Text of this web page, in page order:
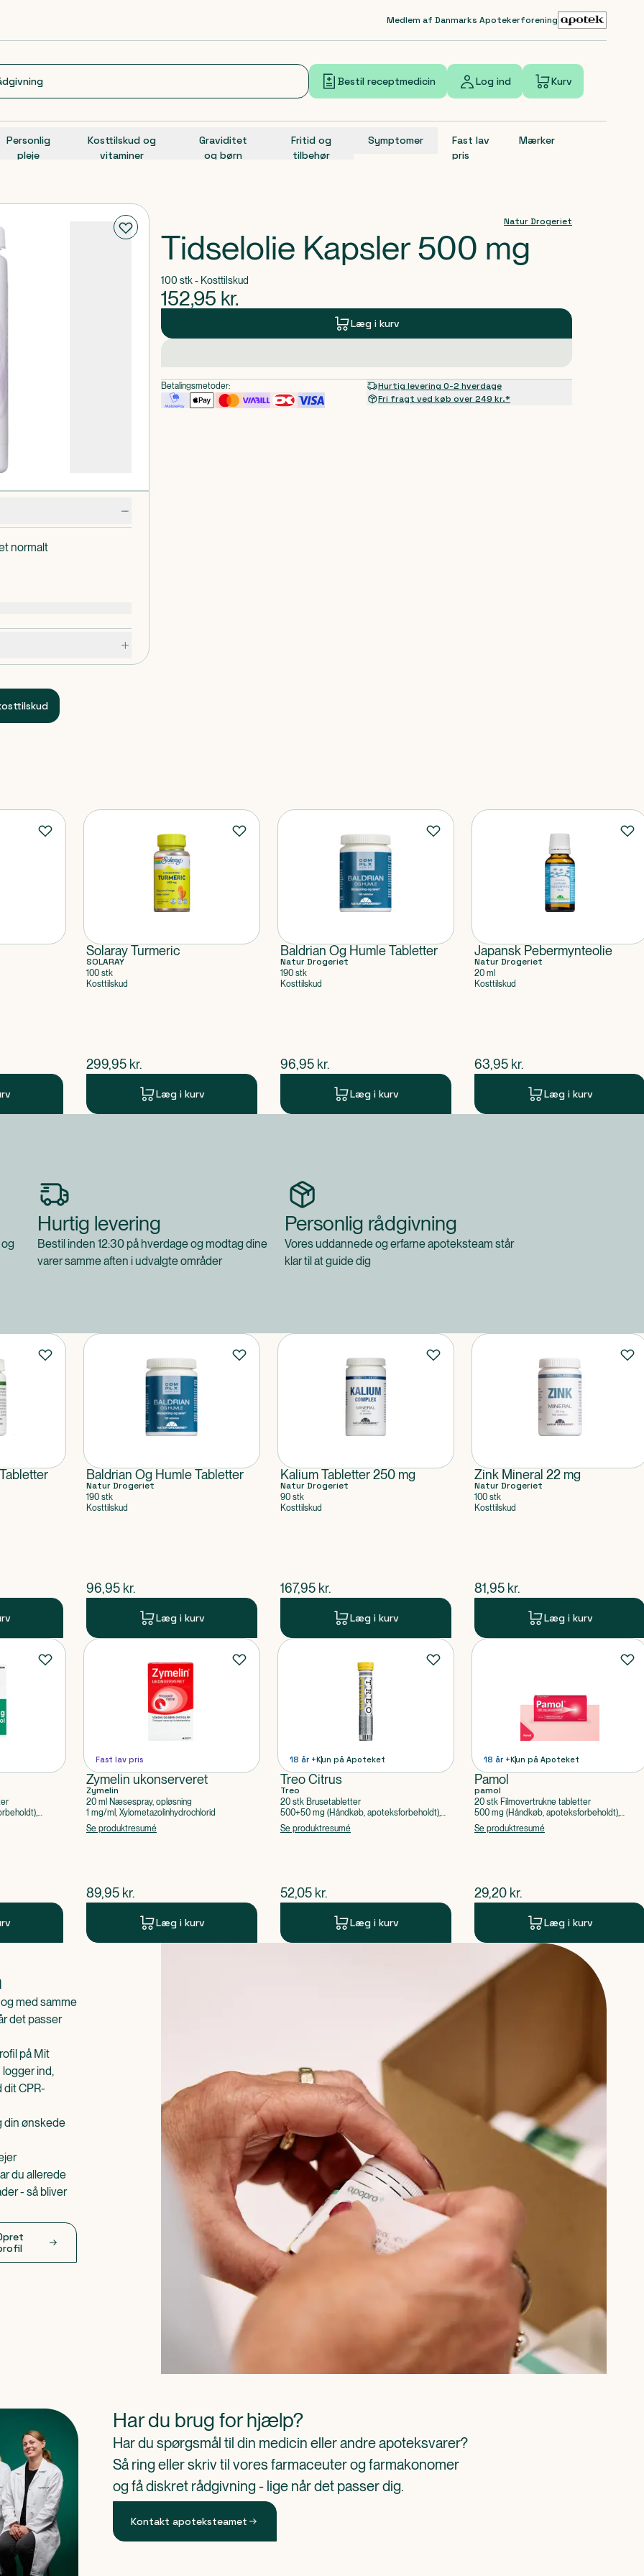
Medlem af Danmarks Apotekerforening
Bestil receptmedicin Log ind Kurv
Personlig
pleje
Kosttilskud og
vitaminer
Graviditet
og børn
Fritid og
tilbehør
Symptomer
Fast lav
pris
Mærker
normalt
stabilisator
Natur Drogeriet
Tidselolie Kapsler 500 mg
100 stk - Kosttilskud
152,95 kr.
Læg i kurv
Betalingsmetoder:
Hurtig levering 0-2 hverdage
Fri fragt ved køb over 249 kr.*
Solaray Turmeric
SOLARAY
100 stk
Kosttilskud
$nuværende pris
299,95 kr.
Læg i kurv
Baldrian Og Humle Tabletter
Natur Drogeriet
190 stk
Kosttilskud
$nuværende pris
96,95 kr.
Læg i kurv
Japansk Pebermynteolie
Natur Drogeriet
20 ml
Kosttilskud
$nuværende pris
63,95 kr.
Læg i kurv
Hurtig levering
Bestil inden 12:30 på hverdage og modtag dine
varer samme aften i udvalgte områder
Personlig rådgivning
Vores uddannede og erfarne apoteksteam står
klar til at guide dig
Baldrian Og Humle Tabletter
Natur Drogeriet
190 stk
Kosttilskud
$nuværende pris
96,95 kr.
Læg i kurv
Kalium Tabletter 250 mg
Natur Drogeriet
90 stk
Kosttilskud
$nuværende pris
167,95 kr.
Læg i kurv
Zink Mineral 22 mg
Natur Drogeriet
100 stk
Kosttilskud
$nuværende pris
81,95 kr.
Læg i kurv
Fast lav pris
Zymelin ukonserveret
Zymelin
20 ml Næsespray, opløsning
1 mg/ml, Xylometazolinhydrochlorid
Se produktresumé
$nuværende pris
89,95 kr.
Læg i kurv
18 år +Kun på Apoteket
Treo Citrus
Treo
20 stk Brusetabletter
500+50 mg (Håndkøb, apoteksforbeholdt),
Acetylsalicylsyre, Caffein
Se produktresumé
$nuværende pris
52,05 kr.
Læg i kurv
18 år +Kun på Apoteket
Pamol
pamol
20 stk Filmovertrukne tabletter
500 mg (Håndkøb, apoteksforbeholdt),
Paracetamol
Se produktresumé
$nuværende pris
29,20 kr.
Læg i kurv
med samme
det passer
på Mit
ind,
dit CPR-
din ønskede
du allerede
- så bliver
Har du brug for hjælp?
Har du spørgsmål til din medicin eller andre apoteksvarer?
Så ring eller skriv til vores farmaceuter og farmakonomer
og få diskret rådgivning - lige når det passer dig.
Kontakt apoteksteamet